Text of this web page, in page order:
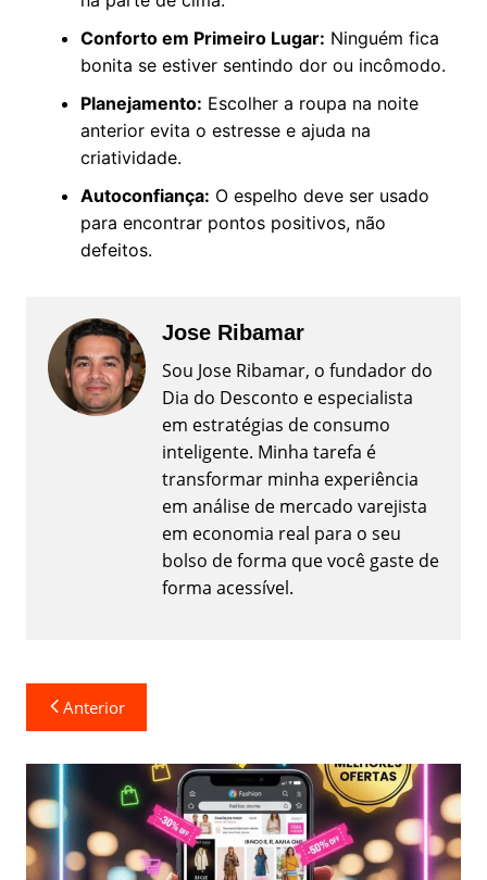
Conforto em Primeiro Lugar: Ninguém fica
bonita se estiver sentindo dor ou incômodo.
Planejamento: Escolher a roupa na noite
anterior evita o estresse e ajuda na
criatividade.
Autoconfiança: O espelho deve ser usado
para encontrar pontos positivos, não
defeitos.
Jose Ribamar
Sou Jose Ribamar, o fundador do
Dia do Desconto e especialista
em estratégias de consumo
inteligente. Minha tarefa é
transformar minha experiência
em análise de mercado varejista
em economia real para o seu
bolso de forma que você gaste de
forma acessível.
Navegação
de
Post
Anterior